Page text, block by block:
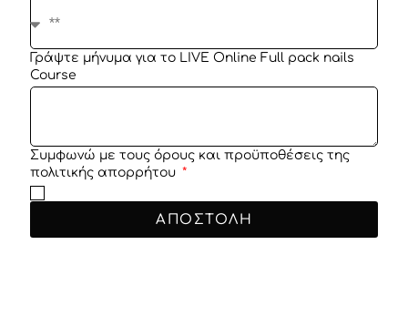
Γράψτε μήνυμα για το LIVE Online Full pack nails
Course
Συμφωνώ με τους όρους και προϋποθέσεις της
πολιτικής απορρήτου
ΑΠΟΣΤΟΛΗ